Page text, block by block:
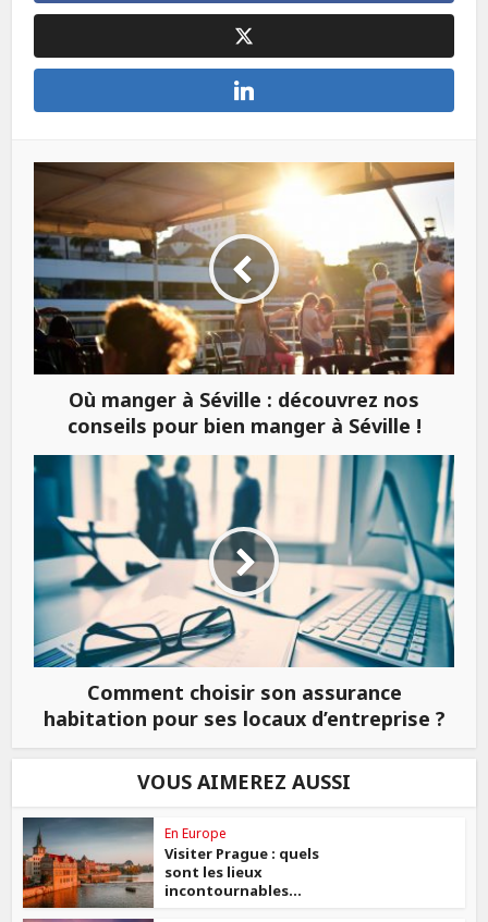
Où manger à Séville : découvrez nos
conseils pour bien manger à Séville !
Comment choisir son assurance
habitation pour ses locaux d’entreprise ?
VOUS AIMEREZ AUSSI
En Europe
Visiter Prague : quels
sont les lieux
incontournables...